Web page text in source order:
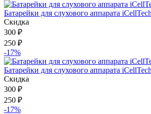
Батарейки для слухового аппарата
Скидка
300 ₽
250 ₽
-17%
Батарейки для слухового аппарата
Скидка
300 ₽
250 ₽
-17%